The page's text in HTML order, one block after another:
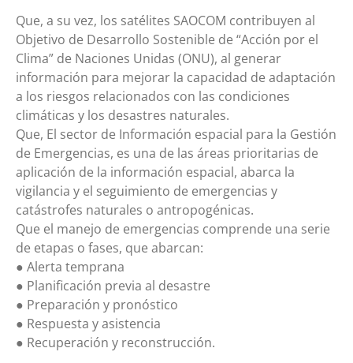
Que, a su vez, los satélites SAOCOM contribuyen al
Objetivo de Desarrollo Sostenible de “Acción por el
Clima” de Naciones Unidas (ONU), al generar
información para mejorar la capacidad de adaptación
a los riesgos relacionados con las condiciones
climáticas y los desastres naturales.
Que, El sector de Información espacial para la Gestión
de Emergencias, es una de las áreas prioritarias de
aplicación de la información espacial, abarca la
vigilancia y el seguimiento de emergencias y
catástrofes naturales o antropogénicas.
Que el manejo de emergencias comprende una serie
de etapas o fases, que abarcan:
● Alerta temprana
● Planificación previa al desastre
● Preparación y pronóstico
● Respuesta y asistencia
● Recuperación y reconstrucción.